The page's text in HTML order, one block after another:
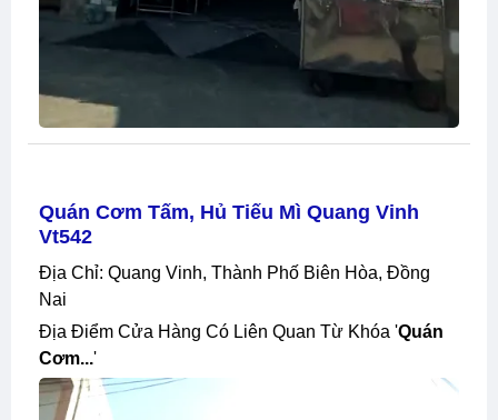
Quán Cơm Tấm, Hủ Tiếu Mì Quang Vinh
Vt542
Địa Chỉ: Quang Vinh, Thành Phố Biên Hòa, Đồng
Nai
Địa Điểm Cửa Hàng Có Liên Quan Từ Khóa 'Quán
Cơm...'